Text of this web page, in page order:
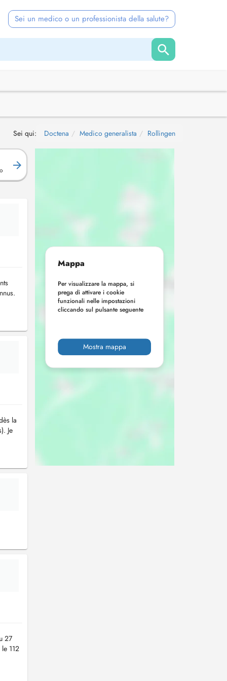
Sei un medico o un professionista della salute?
Sei qui: Doctena Medico generalista Rollingen
la
Je
27
112
Mappa
Per visualizzare la mappa, si
prega di attivare i cookie
funzionali nelle impostazioni
cliccando sul pulsante seguente
Mostra mappa